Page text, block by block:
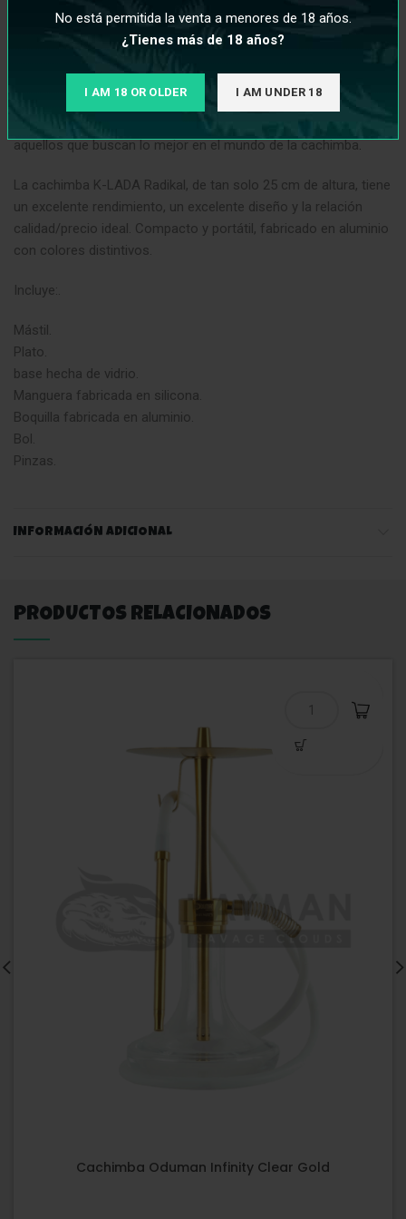
No está permitida la venta a menores de 18 años.
¿Tienes más de 18 años?
I AM 18 OR OLDER I AM UNDER 18
densas nubes de humo.
fumar excepcional. Su diseño atractivo y su rendimiento
impresionante la convierten en una elección destacada para
aquellos que buscan lo mejor en el mundo de la cachimba.
La cachimba K-LADA Radikal, de tan solo 25 cm de altura, tiene
un excelente rendimiento, un excelente diseño y la relación
calidad/precio ideal. Compacto y portátil, fabricado en aluminio
con colores distintivos.
Incluye:.
Mástil.
Plato.
base hecha de vidrio.
Manguera fabricada en silicona.
Boquilla fabricada en aluminio.
Bol.
Pinzas.
INFORMACIÓN ADICIONAL
PRODUCTOS RELACIONADOS
Cachimba Oduman Infinity Clear Gold